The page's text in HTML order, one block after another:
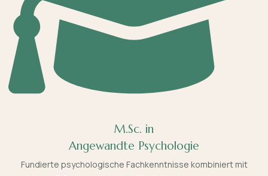
M.Sc. in
Angewandte Psychologie
Fundierte psychologische Fachkenntnisse kombiniert mit